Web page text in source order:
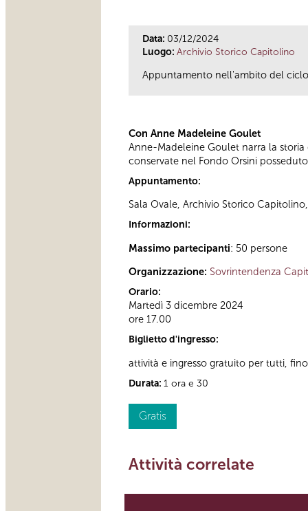
Data: 03/12/2024
Luogo: Archivio Storico Capitolino
Appuntamento nell'ambito del
Con Anne Madeleine Goulet
Anne-Madeleine Goulet narra la
conservate nel Fondo Orsini
Appuntamento:
Sala Ovale, Archivio Storico
Informazioni:
Massimo partecipanti: 50 persone
Organizzazione: Sovrintendenza
Orario:
Martedì 3 dicembre 2024
ore 17.00
Biglietto d'ingresso:
attività e ingresso gratuito per tutti,
Durata: 1 ora e 30
Gratis
Attività correlate